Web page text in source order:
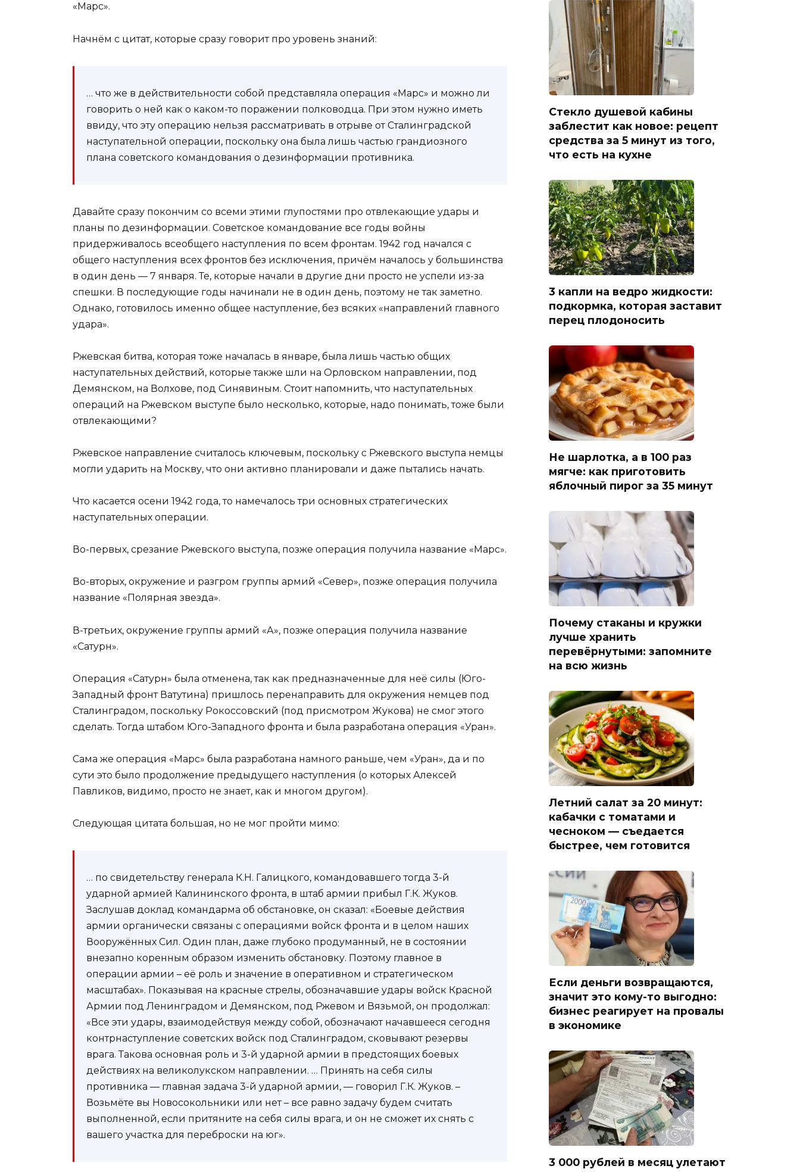
«Марс».
Начнём с цитат, которые сразу говорит про уровень знаний:
… что же в действительности собой представляла операция «Марс» и можно ли
говорить о ней как о каком-то поражении полководца. При этом нужно иметь
ввиду, что эту операцию нельзя рассматривать в отрыве от Сталинградской
наступательной операции, поскольку она была лишь частью грандиозного
плана советского командования о дезинформации противника.
Давайте сразу покончим со всеми этими глупостями про отвлекающие удары и
планы по дезинформации. Советское командование все годы войны
придерживалось всеобщего наступления по всем фронтам. 1942 год начался с
общего наступления всех фронтов без исключения, причём началось у большинства
в один день — 7 января. Те, которые начали в другие дни просто не успели из-за
спешки. В последующие годы начинали не в один день, поэтому не так заметно.
Однако, готовилось именно общее наступление, без всяких «направлений главного
удара».
Ржевская битва, которая тоже началась в январе, была лишь частью общих
наступательных действий, которые также шли на Орловском направлении, под
Демянском, на Волхове, под Синявиным. Стоит напомнить, что наступательных
операций на Ржевском выступе было несколько, которые, надо понимать, тоже были
отвлекающими?
Ржевское направление считалось ключевым, поскольку с Ржевского выступа немцы
могли ударить на Москву, что они активно планировали и даже пытались начать.
Что касается осени 1942 года, то намечалось три основных стратегических
наступательных операции.
Во-первых, срезание Ржевского выступа, позже операция получила название «Марс».
Во-вторых, окружение и разгром группы армий «Север», позже операция получила
название «Полярная звезда».
В-третьих, окружение группы армий «А», позже операция получила название
«Сатурн».
Операция «Сатурн» была отменена, так как предназначенные для неё силы (Юго-
Западный фронт Ватутина) пришлось перенаправить для окружения немцев под
Сталинградом, поскольку Рокоссовский (под присмотром Жукова) не смог этого
сделать. Тогда штабом Юго-Западного фронта и была разработана операция «Уран».
Сама же операция «Марс» была разработана намного раньше, чем «Уран», да и по
сути это было продолжение предыдущего наступления (о которых Алексей
Павликов, видимо, просто не знает, как и многом другом).
Следующая цитата большая, но не мог пройти мимо:
… по свидетельству генерала К.Н. Галицкого, командовавшего тогда 3-й
ударной армией Калининского фронта, в штаб армии прибыл Г.К. Жуков.
Заслушав доклад командарма об обстановке, он сказал: «Боевые действия
армии органически связаны с операциями войск фронта и в целом наших
Вооружённых Сил. Один план, даже глубоко продуманный, не в состоянии
внезапно коренным образом изменить обстановку. Поэтому главное в
операции армии – её роль и значение в оперативном и стратегическом
масштабах». Показывая на красные стрелы, обозначавшие удары войск Красной
Армии под Ленинградом и Демянском, под Ржевом и Вязьмой, он продолжал:
«Все эти удары, взаимодействуя между собой, обозначают начавшееся сегодня
контрнаступление советских войск под Сталинградом, сковывают резервы
врага. Такова основная роль и 3-й ударной армии в предстоящих боевых
действиях на великолукском направлении. … Принять на себя силы
противника — главная задача 3-й ударной армии, — говорил Г.К. Жуков. –
Возьмёте вы Новосокольники или нет – все равно задачу будем считать
выполненной, если притяните на себя силы врага, и он не сможет их снять с
вашего участка для переброски на юг».
Стекло душевой кабины
заблестит как новое: рецепт
средства за 5 минут из того,
что есть на кухне
3 капли на ведро жидкости:
подкормка, которая заставит
перец плодоносить
Не шарлотка, а в 100 раз
мягче: как приготовить
яблочный пирог за 35 минут
Почему стаканы и кружки
лучше хранить
перевёрнутыми: запомните
на всю жизнь
Летний салат за 20 минут:
кабачки с томатами и
чесноком — съедается
быстрее, чем готовится
Если деньги возвращаются,
значит это кому-то выгодно:
бизнес реагирует на провалы
в экономике
3 000 рублей в месяц улетают